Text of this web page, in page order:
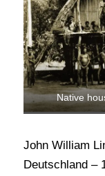
Native
John William
Deutschland –